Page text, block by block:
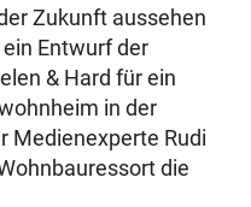
Zukunft aussehen
Entwurf der
& Hard für ein
in der
Medienexperte Rudi
die